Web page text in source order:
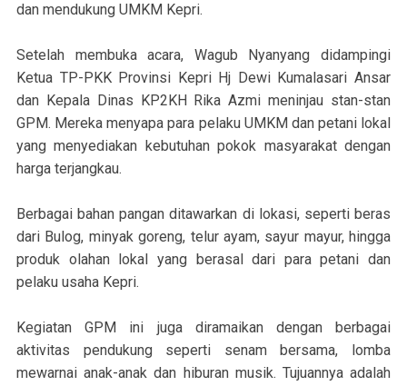
dan mendukung UMKM Kepri.
Setelah membuka acara, Wagub Nyanyang didampingi
Ketua TP-PKK Provinsi Kepri Hj Dewi Kumalasari Ansar
dan Kepala Dinas KP2KH Rika Azmi meninjau stan-stan
GPM. Mereka menyapa para pelaku UMKM dan petani lokal
yang menyediakan kebutuhan pokok masyarakat dengan
harga terjangkau.
Berbagai bahan pangan ditawarkan di lokasi, seperti beras
dari Bulog, minyak goreng, telur ayam, sayur mayur, hingga
produk olahan lokal yang berasal dari para petani dan
pelaku usaha Kepri.
Kegiatan GPM ini juga diramaikan dengan berbagai
aktivitas pendukung seperti senam bersama, lomba
mewarnai anak-anak dan hiburan musik. Tujuannya adalah